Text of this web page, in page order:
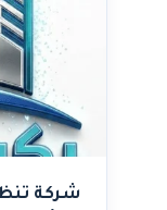
شركة